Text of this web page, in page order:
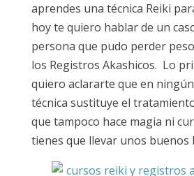
aprendes una técnica Reiki
hoy te quiero hablar de un
persona que pudo perder
los Registros Akashicos. Lo
quiero aclararte que en
técnica sustituye el
que tampoco hace magia ni
tienes que llevar unos buenos